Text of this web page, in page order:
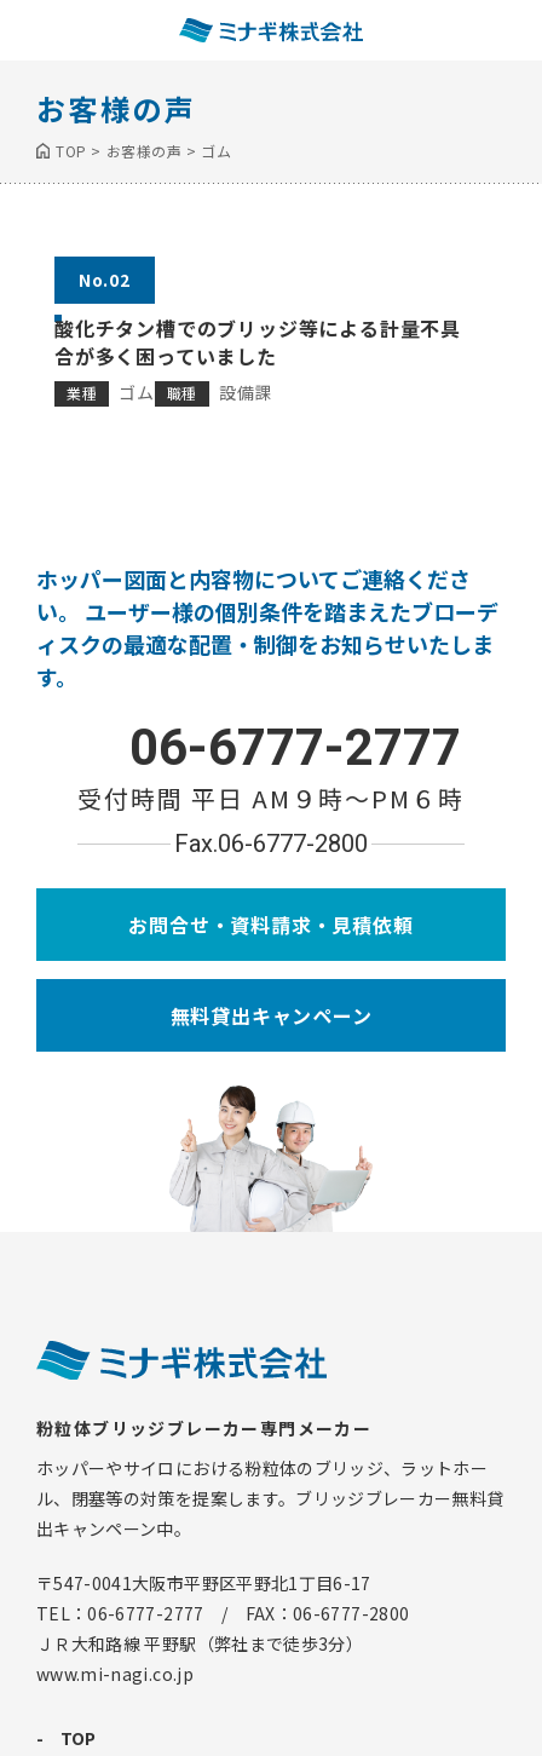
お客様の声
TOP > お客様の声 > ゴム
No.02
酸化チタン槽でのブリッジ等による計量不具
合が多く困っていました
業種 ゴム 職種 設備課
ホッパー図面と内容物についてご連絡くださ
い。
ユーザー様の個別条件を踏まえたブローデ
ィスクの最適な配置・制御をお知らせいたしま
す。
06-6777-2777
受付時間 平日 AM９時〜PM６時
Fax.06-6777-2800
お問合せ・資料請求・見積依頼
無料貸出キャンペーン
粉粒体ブリッジブレーカー専門メーカー
ホッパーやサイロにおける粉粒体のブリッジ、ラットホー
ル、閉塞等の対策を提案します。ブリッジブレーカー無料貸
出キャンペーン中。
〒547-0041大阪市平野区平野北1丁目6-17
TEL：06-6777-2777 / FAX：06-6777-2800
ＪＲ大和路線 平野駅（弊社まで徒歩3分）
www.mi-nagi.co.jp
TOP